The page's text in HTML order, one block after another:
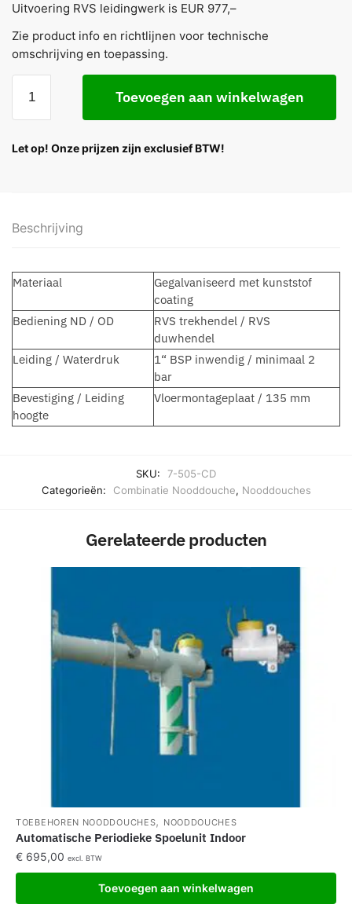
Uitvoering RVS leidingwerk is EUR 977,–
Zie product info en richtlijnen voor technische
omschrijving en toepassing.
Toevoegen aan winkelwagen
Let op! Onze prijzen zijn exclusief BTW!
Beschrijving
Materiaal
Gegalvaniseerd met kunststof
coating
Bediening ND / OD
RVS trekhendel / RVS
duwhendel
Leiding / Waterdruk
1“ BSP inwendig / minimaal 2
bar
Bevestiging / Leiding
hoogte
Vloermontageplaat / 135 mm
SKU:
7-505-CD
Categorieën:
Combinatie Nooddouche, Nooddouches
Gerelateerde producten
TOEBEHOREN NOODDOUCHES, NOODDOUCHES
Automatische Periodieke Spoelunit Indoor
€ 695,00 excl. BTW
Toevoegen aan winkelwagen